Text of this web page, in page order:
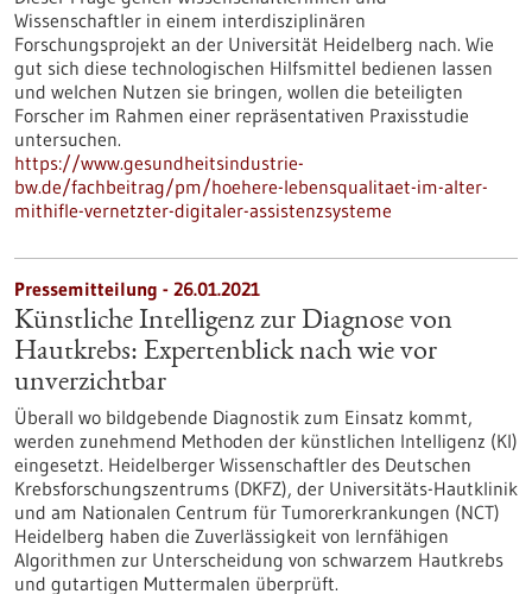
Wissenschaftler in einem interdisziplinären
Forschungsprojekt an der Universität Heidelberg nach. Wie
gut sich diese technologischen Hilfsmittel bedienen lassen
und welchen Nutzen sie bringen, wollen die beteiligten
Forscher im Rahmen einer repräsentativen Praxisstudie
untersuchen.
https://www.gesundheitsindustrie-
bw.de/fachbeitrag/pm/hoehere-lebensqualitaet-im-alter-
mithifle-vernetzter-digitaler-assistenzsysteme
Pressemitteilung - 26.01.2021
Künstliche Intelligenz zur Diagnose von
Hautkrebs: Expertenblick nach wie vor
unverzichtbar
Überall wo bildgebende Diagnostik zum Einsatz kommt,
werden zunehmend Methoden der künstlichen Intelligenz (KI)
eingesetzt. Heidelberger Wissenschaftler des Deutschen
Krebsforschungszentrums (DKFZ), der Universitäts-Hautklinik
und am Nationalen Centrum für Tumorerkrankungen (NCT)
Heidelberg haben die Zuverlässigkeit von lernfähigen
Algorithmen zur Unterscheidung von schwarzem Hautkrebs
und gutartigen Muttermalen überprüft.